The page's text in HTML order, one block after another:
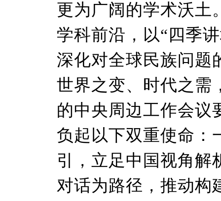
更为广阔的学术沃土
学科前沿，以“四季
深化对全球民族问题
世界之变、时代之需
的中央周边工作会议
负起以下双重使命：
引，立足中国视角解
对话为路径，推动构